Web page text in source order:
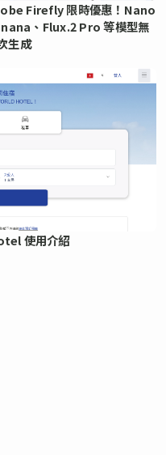
Firefly 限時優惠！Nano
、Flux.2 Pro 等模型無
生成
使用介紹